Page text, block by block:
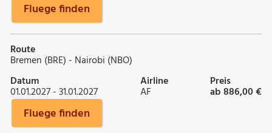
Fluege finden
Route
Bremen (BRE) - Nairobi (NBO)
Datum
01.01.2027 - 31.01.2027
Airline
AF
Preis
ab 886,00 €
Fluege finden